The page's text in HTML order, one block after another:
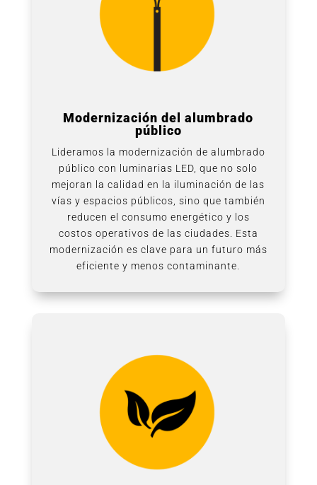
Modernización del alumbrado
público
Lideramos la modernización de alumbrado
público con luminarias LED, que no solo
mejoran la calidad en la iluminación de las
vías y espacios públicos, sino que también
reducen el consumo energético y los
costos operativos de las ciudades. Esta
modernización es clave para un futuro más
eficiente y menos contaminante.